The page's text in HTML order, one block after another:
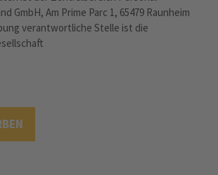
GmbH, Am Prime Parc 1, 65479 Raunheim
verantwortliche Stelle ist die